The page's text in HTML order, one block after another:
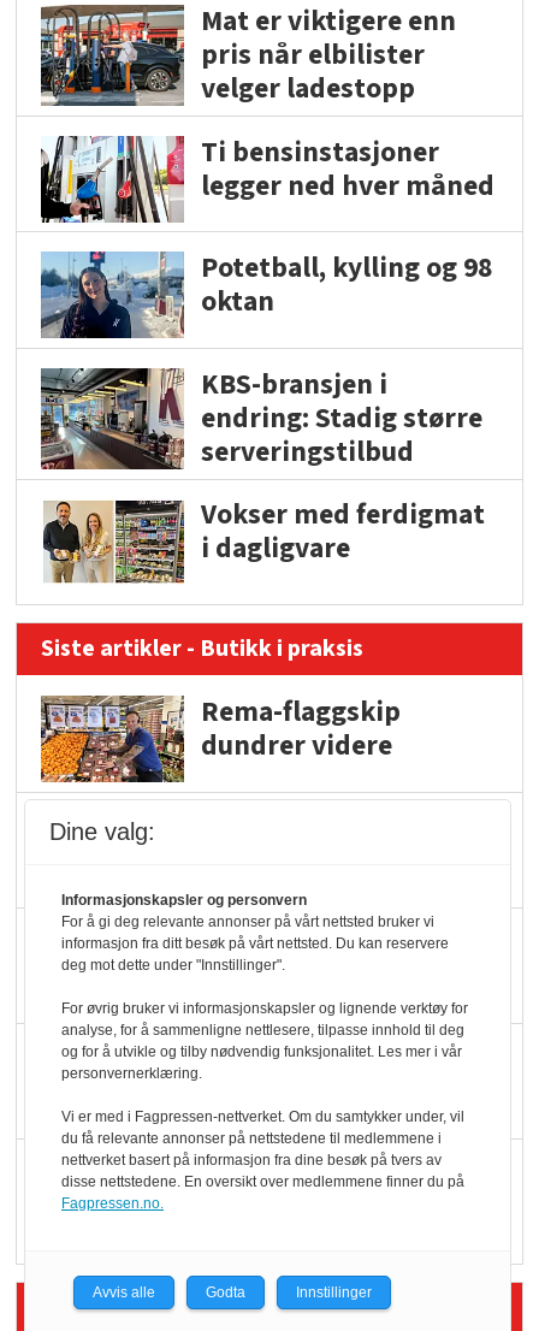
Mat er viktigere enn
pris når elbilister
velger ladestopp
Ti bensinstasjoner
legger ned hver måned
Potetball, kylling og 98
oktan
KBS-bransjen i
endring: Stadig større
serveringstilbud
Vokser med ferdigmat
i dagligvare
Siste artikler - Butikk i praksis
Rema-flaggskip
dundrer videre
Færre varer, men fulle
hyller
KI lager mat i butikken
Q passerte 1 milliard i
Siste artikler - Økologisk
Dine valg:
Informasjonskapsler og personvern
For å gi deg relevante annonser på vårt nettsted bruker vi
informasjon fra ditt besøk på vårt nettsted. Du kan reservere
deg mot dette under "Innstillinger".
For øvrig bruker vi informasjonskapsler og lignende verktøy for
analyse, for å sammenligne nettlesere, tilpasse innhold til deg
og for å utvikle og tilby nødvendig funksjonalitet. Les mer i vår
personvernerklæring.
Vi er med i Fagpressen-nettverket. Om du samtykker under, vil
du få relevante annonser på nettstedene til medlemmene i
nettverket basert på informasjon fra dine besøk på tvers av
disse nettstedene. En oversikt over medlemmene finner du på
Fagpressen.no.
Avvis alle Godta Innstillinger